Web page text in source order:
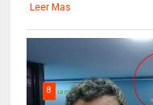
Leer Mas
8